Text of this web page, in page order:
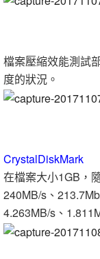
檔案壓縮效能測試
度的狀況。
CrystalDiskMark
在檔案大小1GB，
240MB/s、
4.263MB/s、